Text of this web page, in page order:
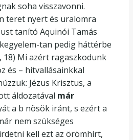
soha visszavonni.
teret nyert és uralomra
tanító Aquinói Tamás
tan pedig háttérbe
18) Mi azért ragaszkodunk
és – hitvallásainkkal
Jézus Krisztus, a
áldozatával már
a b nösök iránt, s ezért a
nem szükséges
kell ezt az örömhírt,